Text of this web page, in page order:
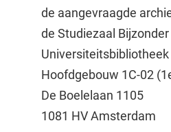
de aangevraagde
de Studiezaal
Hoofdgebouw 1C-02
De Boelelaan 1105
1081 HV Amsterdam